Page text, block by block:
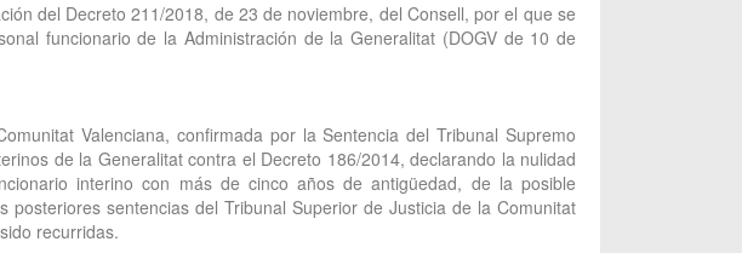
del Decreto 211/2018, de 23 de noviembre, del Consell, por el que se
funcionario de la Administración de la Generalitat (DOGV de 10 de
Valenciana, confirmada por la Sentencia del Tribunal Supremo
de la Generalitat contra el Decreto 186/2014, declarando la nulidad
interino con más de cinco años de antigüedad, de la posible
sentencias del Tribunal Superior de Justicia de la Comunitat
recurridas.